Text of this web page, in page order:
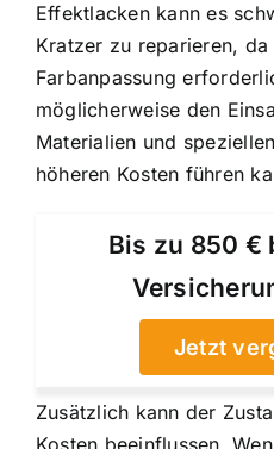
Effektlacken kann es
Kratzer zu reparieren, da
Farbanpassung
möglicherweise den
Materialien und
höheren Kosten führen
Bis zu 850 €
Jetzt
Zusätzlich kann der
Kosten beeinflussen.